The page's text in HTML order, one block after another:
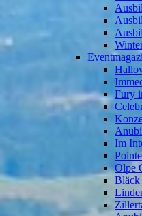
Fury
Im
Olpe
Bläck